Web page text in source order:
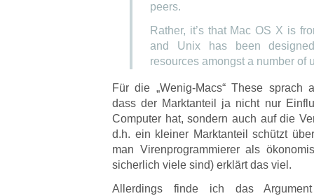
peers.
Rather, it’s that Mac OS X is
and Unix has been
resources amongst a number of
Für die „Wenig-Macs“ These sprach
dass der Marktanteil ja nicht nur
Computer hat, sondern auch auf die
d.h. ein kleiner Marktanteil schützt
man Virenprogrammierer als
sicherlich viele sind) erklärt das viel.
Allerdings finde ich das